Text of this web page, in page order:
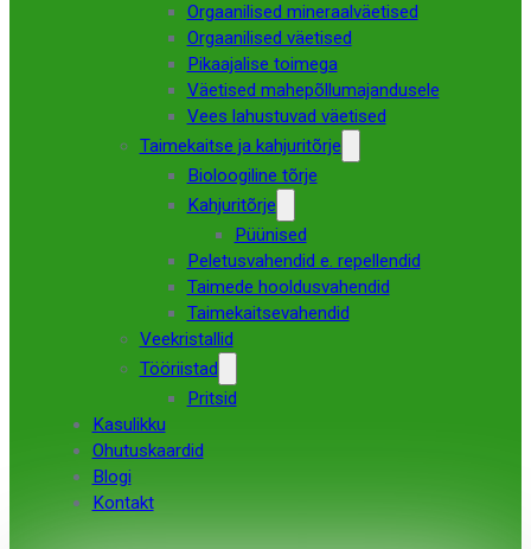
Orgaanilised mineraalväetised
Orgaanilised väetised
Pikaajalise toimega
Väetised mahepõllumajandusele
Vees lahustuvad väetised
Taimekaitse ja kahjuritõrje
Bioloogiline tõrje
Kahjuritõrje
Püünised
Peletusvahendid e. repellendid
Taimede hooldusvahendid
Taimekaitsevahendid
Veekristallid
Tööriistad
Pritsid
Kasulikku
Ohutuskaardid
Blogi
Kontakt